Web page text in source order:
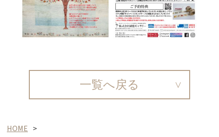
一覧へ戻る
HOME